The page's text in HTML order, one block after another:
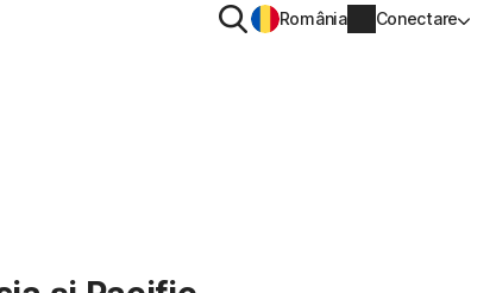
CăutareRomânia Conectare